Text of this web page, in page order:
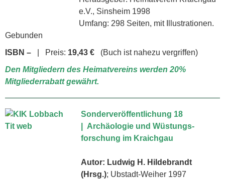
e.V., Sinsheim 1998
Umfang: 298 Seiten, mit Illustrationen.
Gebunden
ISBN – | Preis: 19,43 €
(Buch ist nahezu vergriffen)
Den Mitgliedern des Heimatvereins werden 20%
Mitgliederrabatt gewährt.
Sonderveröffentlichung 18
| Archäologie und Wüs­tungs­
forschung im Kraichgau
Autor: Ludwig H. Hildebrandt
(Hrsg.); Ubstadt-Weiher 1997